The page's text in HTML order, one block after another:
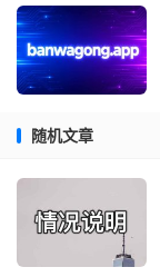
随机文章